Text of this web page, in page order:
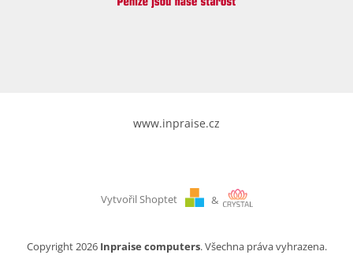
www.inpraise.cz
Vytvořil Shoptet &
Copyright 2026 Inpraise computers. Všechna práva vyhrazena.